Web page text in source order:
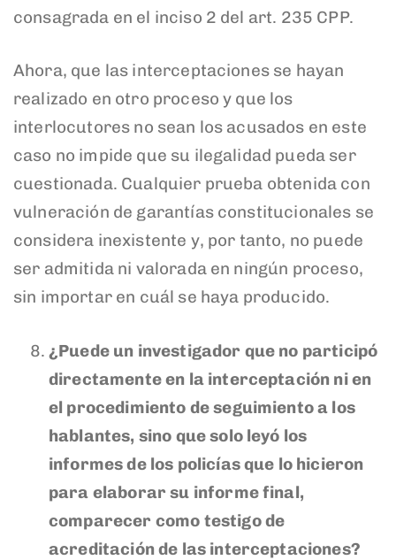
consagrada en el inciso 2 del art. 235 CPP.
Ahora, que las interceptaciones se hayan
realizado en otro proceso y que los
interlocutores no sean los acusados en este
caso no impide que su ilegalidad pueda ser
cuestionada. Cualquier prueba obtenida con
vulneración de garantías constitucionales se
considera inexistente y, por tanto, no puede
ser admitida ni valorada en ningún proceso,
sin importar en cuál se haya producido.
¿Puede un investigador que no participó
directamente en la interceptación ni en
el procedimiento de seguimiento a los
hablantes, sino que solo leyó los
informes de los policías que lo hicieron
para elaborar su informe final,
comparecer como testigo de
acreditación de las interceptaciones?